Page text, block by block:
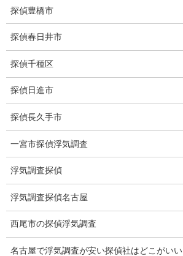
所在調査 家出調査料金
猫の捜索調査料金
報告書サンプル
調査事例
お礼の言葉
Q&A
浮気証拠は何回必要か？
浮気調査時間
調査料金のご質問
調査員の人数（浮気調査）
探偵豊橋市
探偵春日井市
探偵千種区
探偵日進市
探偵長久手市
一宮市探偵浮気調査
浮気調査探偵
浮気調査探偵名古屋
西尾市の探偵浮気調査
名古屋で浮気調査が安い探偵社はどこがいい